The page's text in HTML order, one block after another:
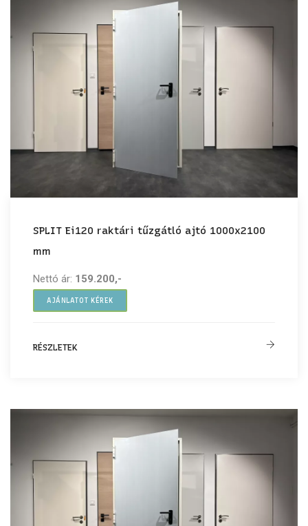
SPLIT Ei120 raktári tűzgátló ajtó 1000x2100
mm
Nettó ár: 159.200,-
AJÁNLATOT KÉREK
RÉSZLETEK